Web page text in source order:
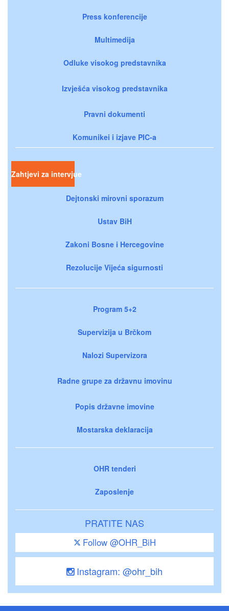
Press konferencije
Multimedija
Odluke visokog predstavnika
Izvješća visokog predstavnika
Pravni dokumenti
Komunikei i izjave PIC-a
Zahtjevi za intervjue
Dejtonski mirovni sporazum
Ustav BiH
Zakoni Bosne i Hercegovine
Rezolucije Vijeća sigurnosti
Program 5+2
Supervizija u Brčkom
Nalozi Supervizora
Radne grupe za državnu imovinu
Popis državne imovine
Mostarska deklaracija
OHR tenderi
Zaposlenje
PRATITE NAS
Follow @OHR_BiH
Instagram: @ohr_bih